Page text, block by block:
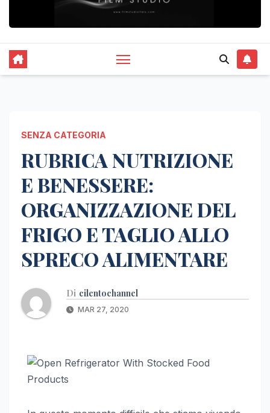
SENZA CATEGORIA
RUBRICA NUTRIZIONE
E BENESSERE:
ORGANIZZAZIONE DEL
FRIGO E TAGLIO ALLO
SPRECO ALIMENTARE
Di cilentochannel
MAR 27, 2020